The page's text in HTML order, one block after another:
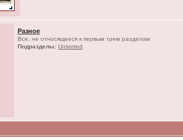
Разное
Все, не относящееся к первым трем разделам
Подразделы: Unsorted